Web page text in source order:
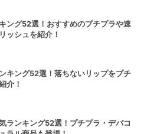
ング52選！おすすめのプチプラや速
ッシュを紹介！
キング52選！落ちないリップをプチ
介！
ランキング52選！プチプラ・デパコ